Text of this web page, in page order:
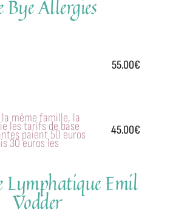
Bye Allergies
55.00€
même famille, la
les tarifs de base
paient 50 euros
30 euros les
45.00€
Lymphatique Emil
Vodder